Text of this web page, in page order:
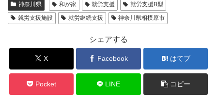
神奈川県 和が家 就労支援
就労支援B型
就労支援施設
就労継続支援 神奈川県相模原市
シェアする
X Facebook はてブ
Pocket LINE コピー